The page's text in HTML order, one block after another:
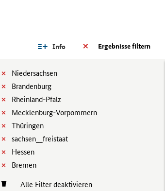
Ergebnisse filtern
Info
Niedersachsen
Brandenburg
Rheinland-Pfalz
Mecklenburg-Vorpommern
Thüringen
sachsen__freistaat
Hessen
Bremen
Alle Filter deaktivieren